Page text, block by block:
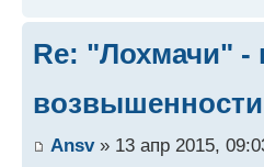
Re: "Лохмачи" -
возвышенности
Ansv» 13 апр 2015,